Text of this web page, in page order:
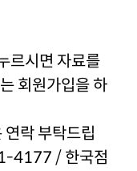
르시면 자료를
회원가입을 하
락 부탁드립
4177 / 한국점